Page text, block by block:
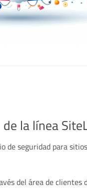
la línea
de seguridad para
del área de clientes